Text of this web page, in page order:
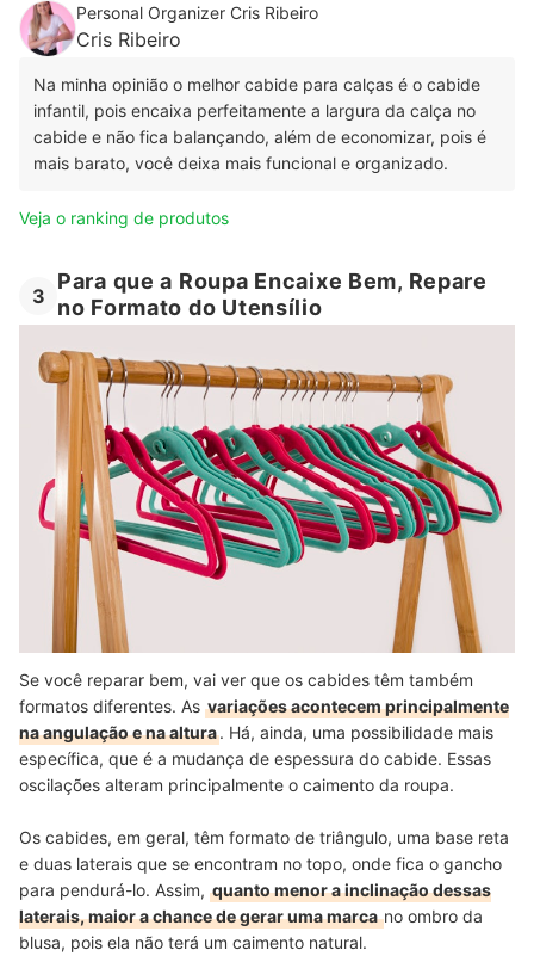
Personal Organizer Cris Ribeiro
Cris Ribeiro
Na minha opinião o melhor cabide para calças é o cabide
infantil, pois encaixa perfeitamente a largura da calça no
cabide e não fica balançando, além de economizar, pois é
mais barato, você deixa mais funcional e organizado.
Veja o ranking de produtos
3
Para que a Roupa Encaixe Bem, Repare
no Formato do Utensílio
Se você reparar bem, vai ver que os cabides têm também
formatos diferentes. As variações acontecem principalmente
na angulação e na altura. Há, ainda, uma possibilidade mais
específica, que é a mudança de espessura do cabide. Essas
oscilações alteram principalmente o caimento da roupa.
Os cabides, em geral, têm formato de triângulo, uma base reta
e duas laterais que se encontram no topo, onde fica o gancho
para pendurá-lo. Assim, quanto menor a inclinação dessas
laterais, maior a chance de gerar uma marcano ombro da
blusa, pois ela não terá um caimento natural.